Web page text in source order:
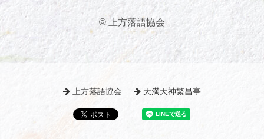
© 上方落語協会
上方落語協会 天満天神繁昌亭